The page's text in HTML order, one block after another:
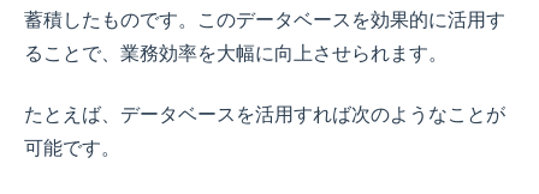
蓄積したものです。このデータベースを効果的に活用す
ることで、業務効率を大幅に向上させられます。
たとえば、データベースを活用すれば次のようなことが
可能です。